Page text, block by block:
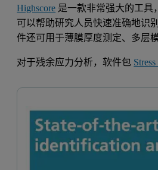
Highscore 是一款非常强大的工具
可以帮助研究人员快速准确地识
件还可用于薄膜厚度测定、多层
对于残余应力分析，软件包